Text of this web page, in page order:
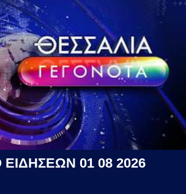
ΕΙΔΗΣΕΩΝ 01 08 2026